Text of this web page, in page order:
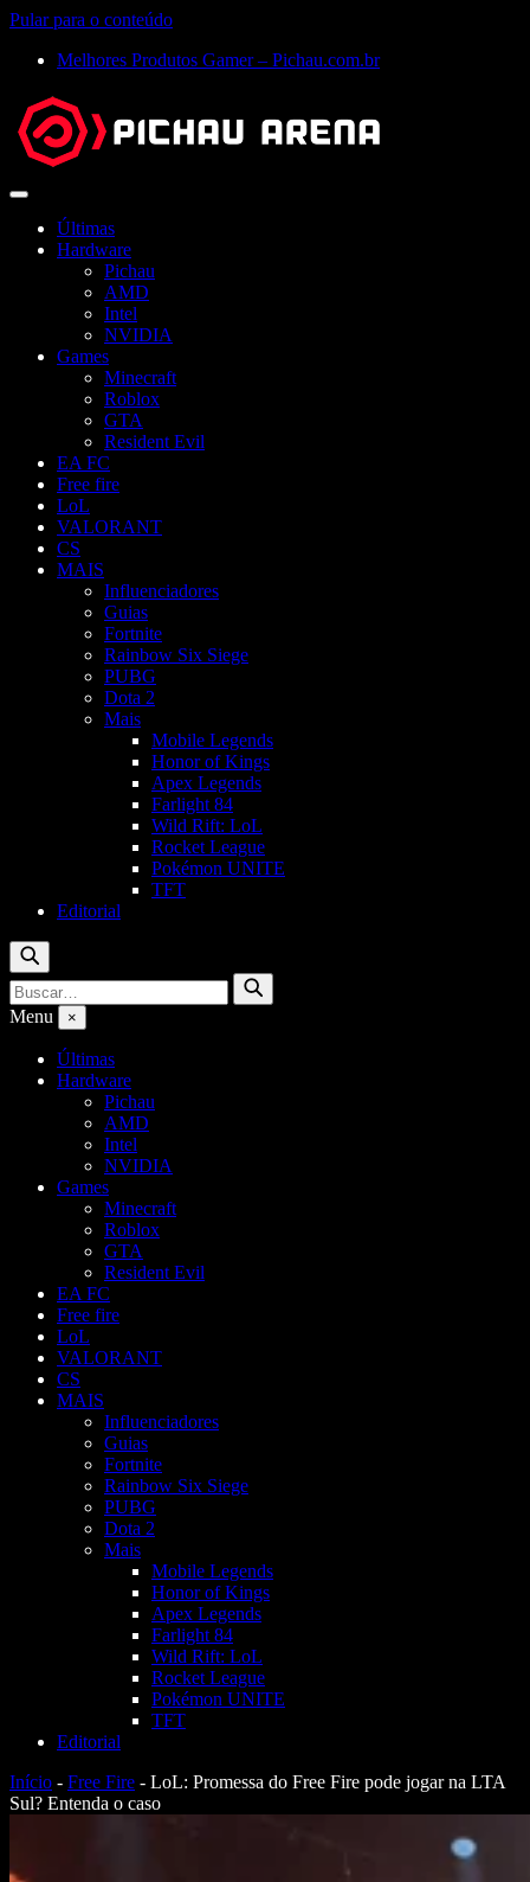
Pular para o conteúdo
Melhores Produtos Gamer – Pichau.com.br
Abrir
Últimas
Hardware
Pichau
AMD
Intel
NVIDIA
Games
Minecraft
Roblox
GTA
Resident Evil
EA FC
Free fire
LoL
VALORANT
CS
MAIS
Influenciadores
Guias
Fortnite
Rainbow Six Siege
PUBG
Dota 2
Mais
Mobile Legends
Honor of Kings
Apex Legends
Farlight 84
Wild Rift: LoL
Rocket League
Pokémon UNITE
TFT
Editorial
Buscar
Buscar
por:
Buscar
Menu ×
Últimas
Hardware
Pichau
AMD
Intel
NVIDIA
Games
Minecraft
Roblox
GTA
Resident Evil
EA FC
Free fire
LoL
VALORANT
CS
MAIS
Influenciadores
Guias
Fortnite
Rainbow Six Siege
PUBG
Dota 2
Mais
Mobile Legends
Honor of Kings
Apex Legends
Farlight 84
Wild Rift: LoL
Rocket League
Pokémon UNITE
TFT
Editorial
Início - Free Fire - LoL: Promessa do Free Fire pode jogar na LTA
Sul? Entenda o caso